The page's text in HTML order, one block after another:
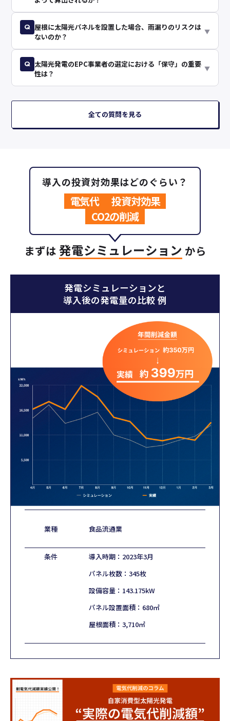
Q 屋根に太陽光パネルを設置した場合、雨漏りのリスクは
ないのか？
▼
Q 太陽光発電のEPC事業者の選定における「保守」の重要
性は？
▼
全ての質問を見る
導入の投資対効果はどのぐらい？
電気代
投資対効果
CO2の削減
まずは 発電シミュレーション から
発電シミュレーションと
導入後の発電量の比較 例
業種 食品流通業
条件
導入時期：2023年3月
パネル枚数：345枚
設備容量：143.175kW
パネル設置面積：680㎡
屋根面積：3,710㎡